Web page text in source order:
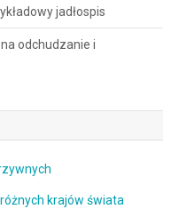
jadłospis
odchudzanie i
krajów świata